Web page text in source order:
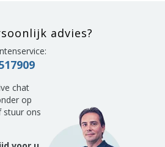
advies?
chat
op
stuur ons